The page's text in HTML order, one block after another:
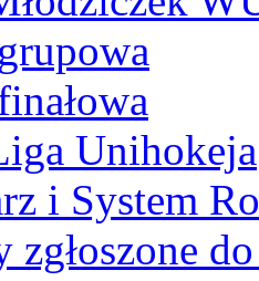
Unihokeja
i System
zgłoszone